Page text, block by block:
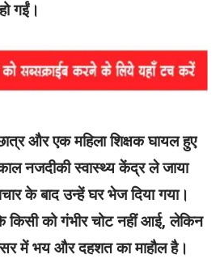
गईं।
और एक महिला शिक्षक घायल हुए
नजदीकी स्वास्थ्य केंद्र ले जाया
के बाद उन्हें घर भेज दिया गया।
किसी को गंभीर चोट नहीं आई, लेकिन
में भय और दहशत का माहौल है।